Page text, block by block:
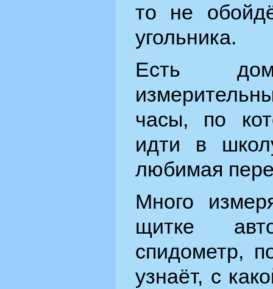
то не
угольника.
Есть
часы, по
идти в
любимая
Много
щитке
спидометр,
узнаёт, с